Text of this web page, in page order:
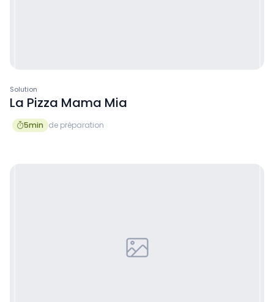
Solution
La Pizza Mama Mia
5min de préparation